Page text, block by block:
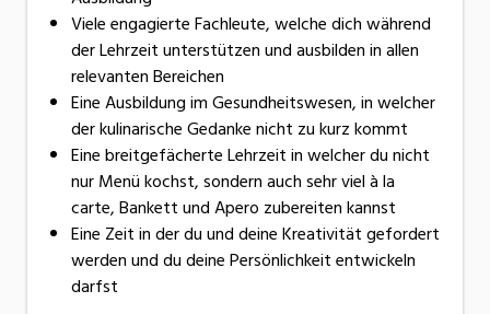
Viele engagierte Fachleute, welche dich während
der Lehrzeit unterstützen und ausbilden in allen
relevanten Bereichen
Eine Ausbildung im Gesundheitswesen, in welcher
der kulinarische Gedanke nicht zu kurz kommt
Eine breitgefächerte Lehrzeit in welcher du nicht
nur Menü kochst, sondern auch sehr viel à la
carte, Bankett und Apero zubereiten kannst
Eine Zeit in der du und deine Kreativität gefordert
werden und du deine Persönlichkeit entwickeln
darfst